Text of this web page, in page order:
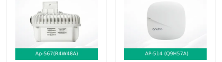
Ξενάγηση στο Εργοστάσιο
Έλεγχος Ποιότητας